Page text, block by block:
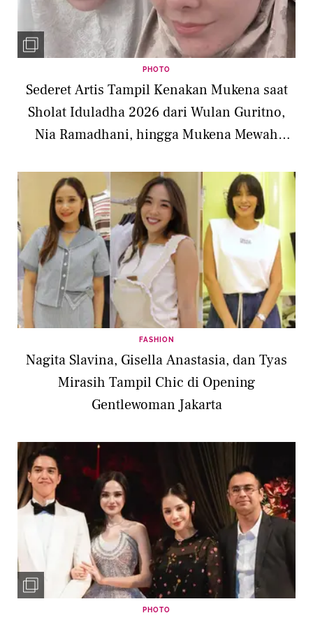
PHOTO
Sederet Artis Tampil Kenakan Mukena saat
Sholat Iduladha 2026 dari Wulan Guritno,
Nia Ramadhani, hingga Mukena Mewah
FASHION
Nagita Slavina, Gisella Anastasia, dan Tyas
Mirasih Tampil Chic di Opening
Gentlewoman Jakarta
PHOTO